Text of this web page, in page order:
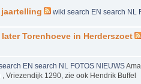
wiki search EN search NL
Torenhoeve in Herderszoet
EN search NL FOTOS NIEUWS
Vriezendijk 1290, zie ook Hendrik Buffel